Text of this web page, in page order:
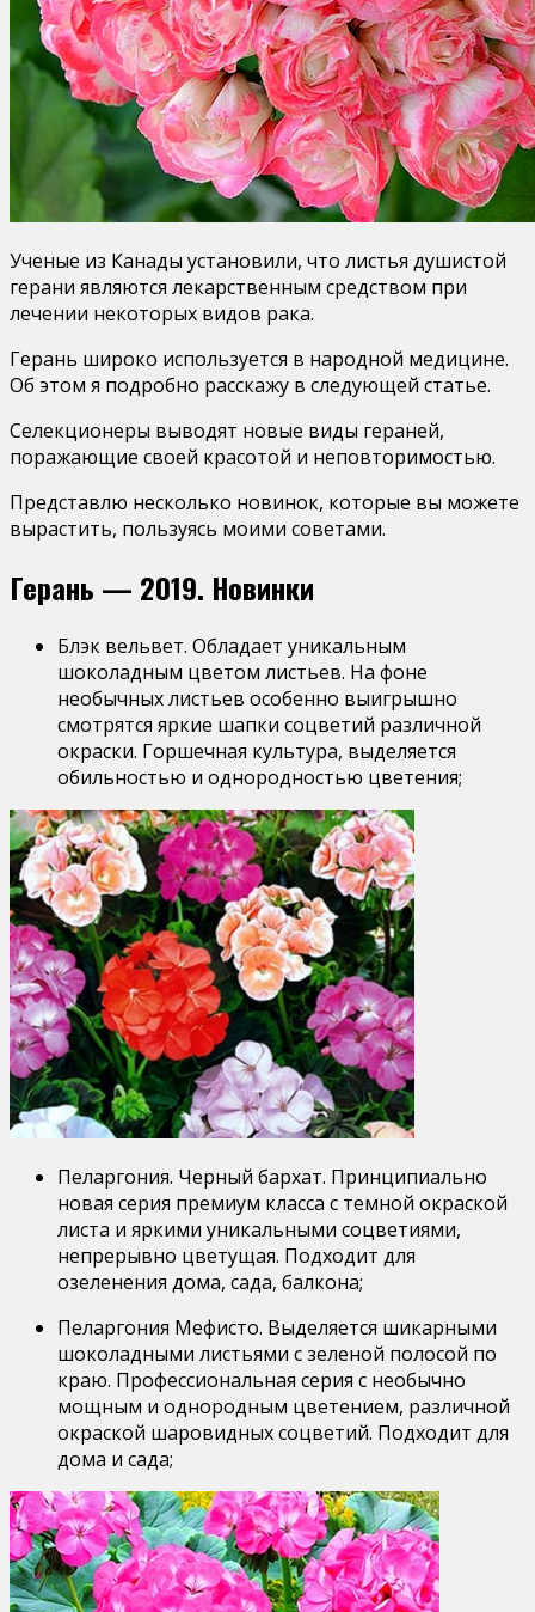
Ученые из Канады установили, что листья душистой
герани являются лекарственным средством при
лечении некоторых видов рака.
Герань широко используется в народной медицине.
Об этом я подробно расскажу в следующей статье.
Селекционеры выводят новые виды гераней,
поражающие своей красотой и неповторимостью.
Представлю несколько новинок, которые вы можете
вырастить, пользуясь моими советами.
Герань — 2019. Новинки
Блэк вельвет. Обладает уникальным
шоколадным цветом листьев. На фоне
необычных листьев особенно выигрышно
смотрятся яркие шапки соцветий различной
окраски. Горшечная культура, выделяется
обильностью и однородностью цветения;
Пеларгония. Черный бархат. Принципиально
новая серия премиум класса с темной окраской
листа и яркими уникальными соцветиями,
непрерывно цветущая. Подходит для
озеленения дома, сада, балкона;
Пеларгония Мефисто. Выделяется шикарными
шоколадными листьями с зеленой полосой по
краю. Профессиональная серия с необычно
мощным и однородным цветением, различной
окраской шаровидных соцветий. Подходит для
дома и сада;